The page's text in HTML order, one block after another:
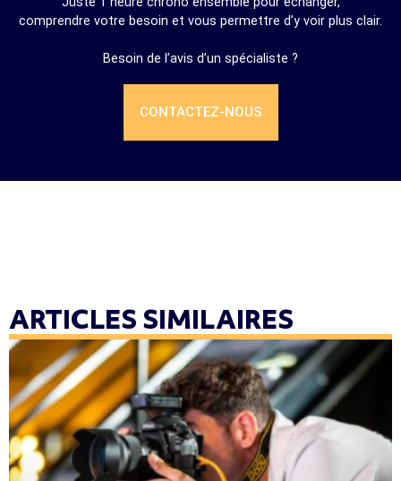
comprendre votre besoin et vous permettre d’y voir plus clair.
Besoin de l’avis d’un spécialiste ?
CONTACTEZ-NOUS
ARTICLES SIMILAIRES